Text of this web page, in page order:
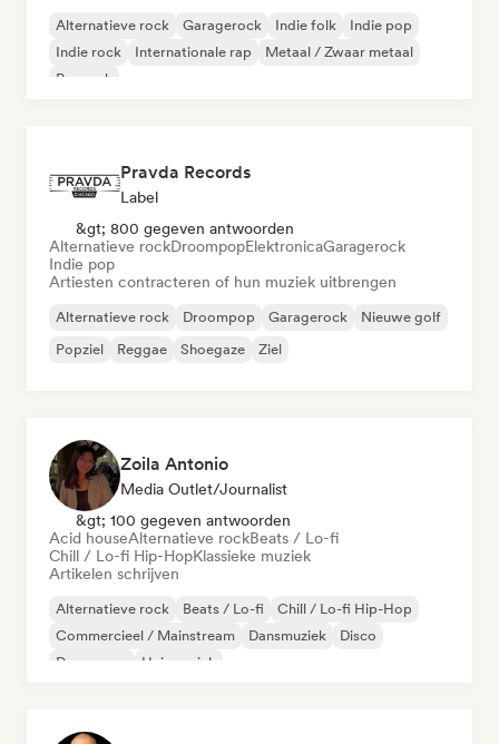
Alternatieve rock Garagerock Indie folk
Indie pop
Indie rock
Internationale rap
Metaal / Zwaar metaal
Poprock
Pravda Records
Label
&gt; 800 gegeven antwoorden
Alternatieve rockDroompopElektronicaGaragerock
Indie pop
Artiesten contracteren of hun muziek uitbrengen
Alternatieve rock Droompop Garagerock
Nieuwe golf
Popziel
Reggae Shoegaze Ziel
Zoila Antonio
Media Outlet/Journalist
&gt; 100 gegeven antwoorden
Acid houseAlternatieve rockBeats / Lo-fi
Chill / Lo-fi Hip-HopKlassieke muziek
Artikelen schrijven
Alternatieve rock Beats / Lo-fi
Chill / Lo-fi Hip-Hop
Commercieel / Mainstream
Dansmuziek
Disco
Droompop
Huismuziek